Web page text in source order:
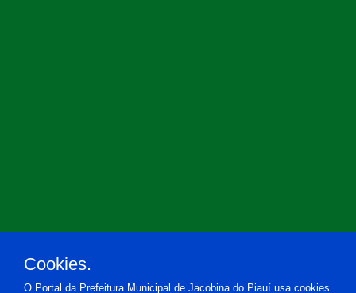
Cookies.
O Portal da Prefeitura Municipal de Jacobina do Piauí usa cookies